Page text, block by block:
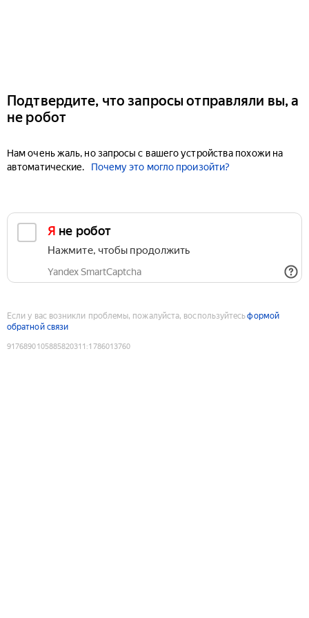
Подтвердите, что запросы отправляли вы, а
не робот
Нам очень жаль, но запросы с вашего устройства похожи на
автоматические.
Почему это могло произойти?
Я не робот
Нажмите, чтобы продолжить
Yandex SmartCaptcha
Если у вас возникли проблемы, пожалуйста, воспользуйтесьформой
обратной связи
9176890105885820311 :1786013760